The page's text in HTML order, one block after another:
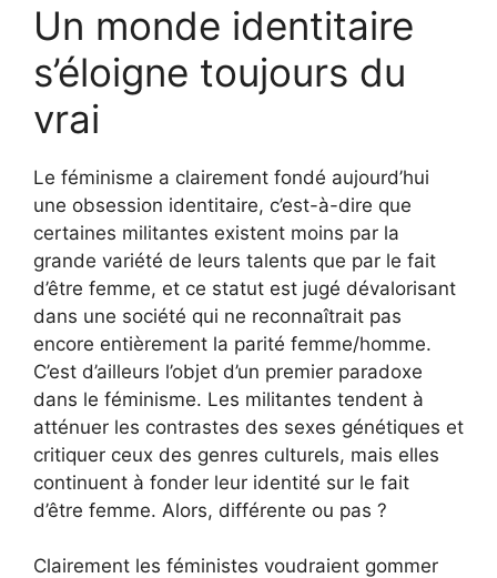
Un monde identitaire
s’éloigne toujours du
vrai
Le féminisme a clairement fondé aujourd’hui
une obsession identitaire, c’est-à-dire que
certaines militantes existent moins par la
grande variété de leurs talents que par le fait
d’être femme, et ce statut est jugé dévalorisant
dans une société qui ne reconnaîtrait pas
encore entièrement la parité femme/homme.
C’est d’ailleurs l’objet d’un premier paradoxe
dans le féminisme. Les militantes tendent à
atténuer les contrastes des sexes génétiques et
critiquer ceux des genres culturels, mais elles
continuent à fonder leur identité sur le fait
d’être femme. Alors, différente ou pas ?
Clairement les féministes voudraient gommer